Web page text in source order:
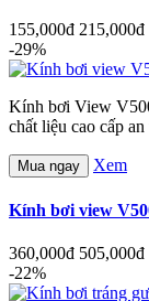
155,000đ 215,000đ
-29%
Kính bơi View
chất liệu cao cấp
Mua ngay Xem
Kính bơi view
360,000đ 505,000đ
-22%